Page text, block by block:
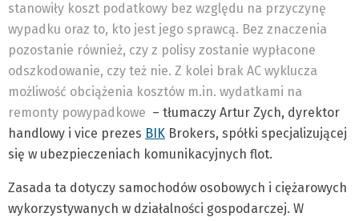
stanowiły koszt podatkowy bez względu na przyczynę
wypadku oraz to, kto jest jego sprawcą. Bez znaczenia
pozostanie również, czy z polisy zostanie wypłacone
odszkodowanie, czy też nie. Z kolei brak AC wyklucza
możliwość obciążenia kosztów m.in. wydatkami na
remonty powypadkowe – tłumaczy Artur Zych, dyrektor
handlowy i vice prezes BIK Brokers, spółki specjalizującej
się w ubezpieczeniach komunikacyjnych flot.
Zasada ta dotyczy samochodów osobowych i ciężarowych
wykorzystywanych w działalności gospodarczej. W